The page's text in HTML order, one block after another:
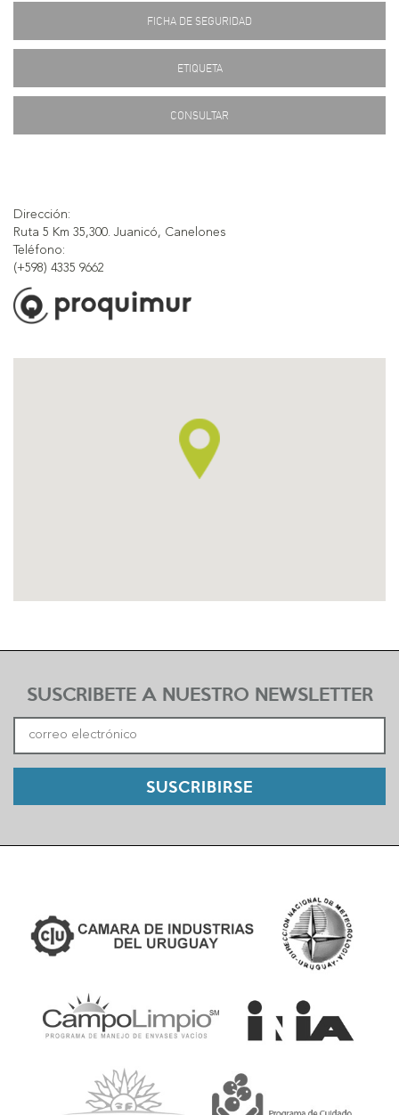
FICHA DE SEGURIDAD
ETIQUETA
CONSULTAR
Dirección:
Ruta 5 Km 35,300. Juanicó, Canelones
Teléfono:
(+598) 4335 9662
SUSCRIBETE A NUESTRO NEWSLETTER
SUSCRIBIRSE